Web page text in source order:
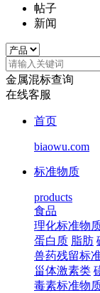
帖子
新闻
金属混标查询
在线客服
首页
biaowu.com
标准物质
products
食品
理化标准物
蛋白质 脂肪
兽药残留标
甾体激素类
毒素标准物